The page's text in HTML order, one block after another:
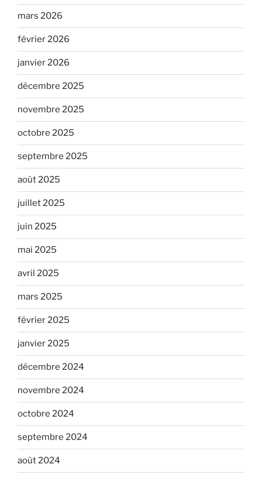
mars 2026
février 2026
janvier 2026
décembre 2025
novembre 2025
octobre 2025
septembre 2025
août 2025
juillet 2025
juin 2025
mai 2025
avril 2025
mars 2025
février 2025
janvier 2025
décembre 2024
novembre 2024
octobre 2024
septembre 2024
août 2024